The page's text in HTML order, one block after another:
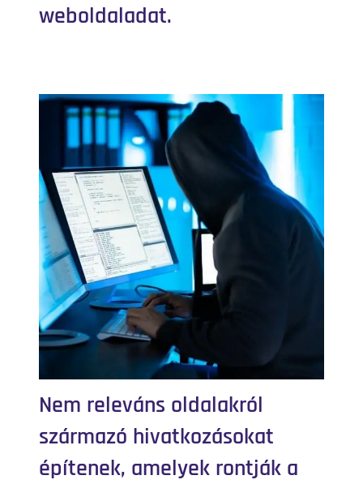
weboldaladat.
Nem releváns oldalakról
származó hivatkozásokat
építenek, amelyek rontják a